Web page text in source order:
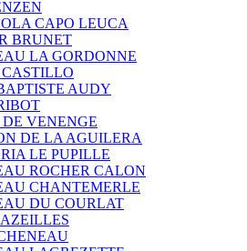
CAPO LEUCA
BRUNET
LA GORDONNE
AUDY
VENENGE
DE LA AGUILERA
LE PUPILLE
ROCHER CALON
CHANTEMERLE
DU COURLAT